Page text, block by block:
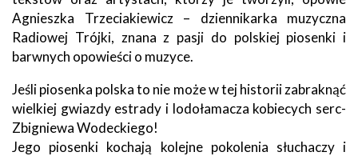
Agnieszka Trzeciakiewicz – dziennikarka muzyczna
Radiowej Trójki, znana z pasji do polskiej piosenki i
barwnych opowieści o muzyce.
Jeśli piosenka polska to nie może w tej historii zabraknąć
wielkiej gwiazdy estrady i lodołamacza kobiecych serc-
Zbigniewa Wodeckiego!
Jego piosenki kochają kolejne pokolenia słuchaczy i